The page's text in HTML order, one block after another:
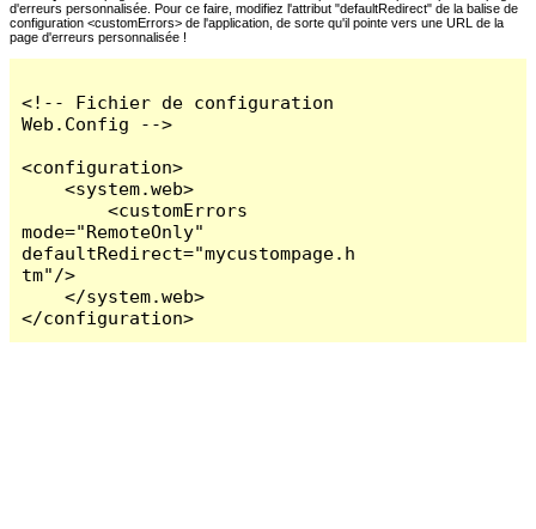
d'erreurs personnalisée. Pour ce faire, modifiez l'attribut "defaultRedirect" de la balise de
configuration <customErrors> de l'application, de sorte qu'il pointe vers une URL de la
page d'erreurs personnalisée !
<!-- Fichier de configuration
Web.Config -->
<configuration>
    <system.web>
        <customErrors
mode="RemoteOnly"
defaultRedirect="mycustompage.h
tm"/>
    </system.web>
</configuration>